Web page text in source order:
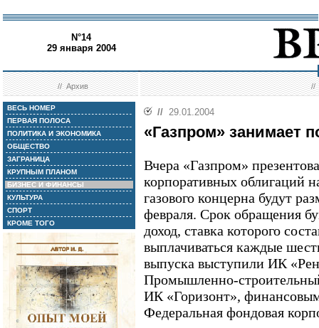
N°14
29 января 2004
//Архив //
ВЕСЬ НОМЕР
ПЕРВАЯ ПОЛОСА
ПОЛИТИКА И ЭКОНОМИКА
ОБЩЕСТВО
ЗАГРАНИЦА
КРУПНЫМ ПЛАНОМ
БИЗНЕС И ФИНАНСЫ
КУЛЬТУРА
СПОРТ
КРОМЕ ТОГО
// 29.01.2004
«Газпром» занимает
Вчера «Газпром»
корпоративных облигаций
газового концерна будут
февраля. Срок обращения
доход, ставка которого
выплачиваться каждые
выпуска выступили ИК
Промышленно-
ИК «Горизонт»,
Федеральная фондовая